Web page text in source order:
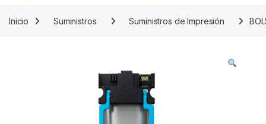
Inicio Suministros Suministros de Impresión